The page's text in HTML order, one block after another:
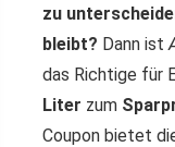
zu
bleibt? Dann ist
das Richtige für
Liter zum
Coupon bietet